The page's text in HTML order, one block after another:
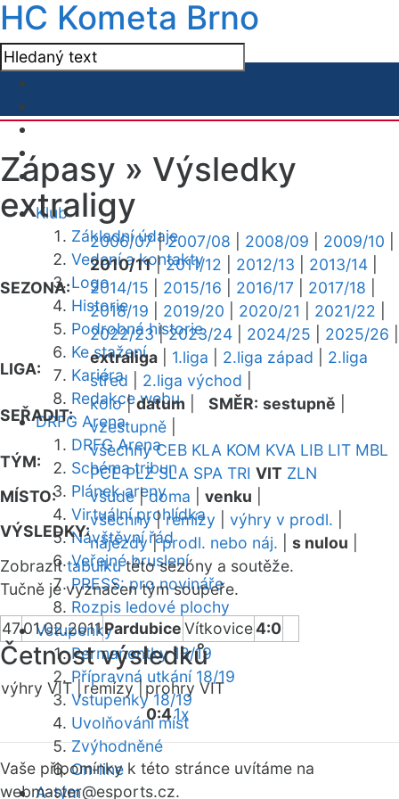
HC Kometa Brno
Klub
Základní údaje
Vedení a kontakty
Logo
Historie
Podrobná historie
Ke stažení
Kariéra
Redakce webu
DRFG Arena
DRFG Arena
Schéma tribun
Plánek areny
Virtuální prohlídka
Návštěvní řád
Veřejné bruslení
PRESS: pro novináře
Rozpis ledové plochy
Vstupenky
Permanentky 18/19
Přípravná utkání 18/19
Vstupenky 18/19
Uvolňování míst
Zvýhodněné
On-line
A-tým
Zápasy » Výsledky
extraligy
SEZONA:
2006/07|2007/08 2008/09 2009/10
2010/11|2011/12 2012/13 2013/14
2014/15
2015/16 2016/17 2017/18
2018/19
2019/20 2020/21 2021/22
2022/23|2023/24 2024/25 2025/26
LIGA:
extraliga 1.liga 2.liga západ
2.liga
střed
2.liga východ
SEŘADIT:
kolo|datum SMĚR: sestupně
vzestupně
TÝM:
všechny CEB KLA KOM KVA LIB LIT MBL
PCE PLZ SLA SPA TRI VIT ZLN
MÍSTO:
všude|doma venku
VÝSLEDKY:
všechny|remízy výhry v prodl.
nájezdy|prodl. nebo náj. s nulou
Zobrazittabulkutéto sezóny a soutěže.
Tučně je vyznačen tým soupeře.
4701.02.2011PardubiceVítkovice4:0
Četnost výsledků
výhry VIT | remízy | prohry VIT
0:41x
Vaše připomínky k této stránce uvítáme na
webmaster@esports.cz.